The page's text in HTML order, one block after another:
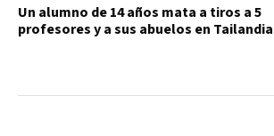
Un alumno de 14 años mata a tiros a 5
profesores y a sus abuelos en Tailandia